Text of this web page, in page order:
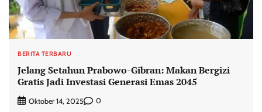
BERITA TERBARU
Jelang Setahun Prabowo-Gibran: Makan Bergizi
Gratis Jadi Investasi Generasi Emas 2045
Oktober 14, 2025 0